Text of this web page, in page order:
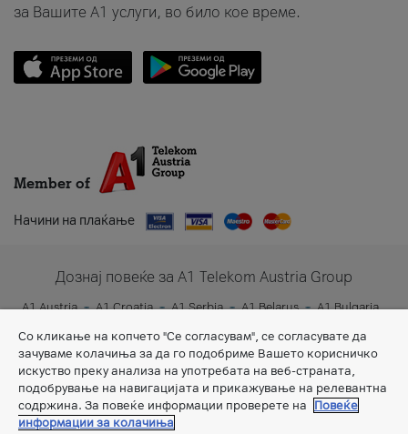
за Вашите A1 услуги, во било кое време.
Member of
Начини на плаќање
Дознај повеќе за A1 Telekom Austria Group
A1 Austria A1 Croatia A1 Serbia A1 Belarus
A1 Bulgaria
A1 Slovenia
A1 Digital
Со кликање на копчето "Се согласувам", се согласувате да
зачуваме колачиња за да го подобриме Вашето корисничко
искуство преку анализа на употребата на веб-страната,
подобрување на навигацијата и прикажување на релевантна
содржина. За повеќе информации проверете на
Повеќе
информации за колачиња